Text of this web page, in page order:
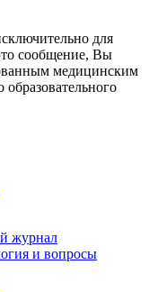
для
сообщение, Вы
медицинским
журнал
и вопросы